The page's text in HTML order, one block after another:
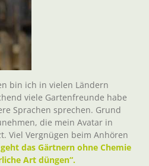
bin ich in vielen Ländern
viele Gartenfreunde habe
Sprachen sprechen. Grund
die mein Avatar in
Viel Vergnügen beim Anhören
geht das Gärtnern ohne Chemie
Art düngen“.